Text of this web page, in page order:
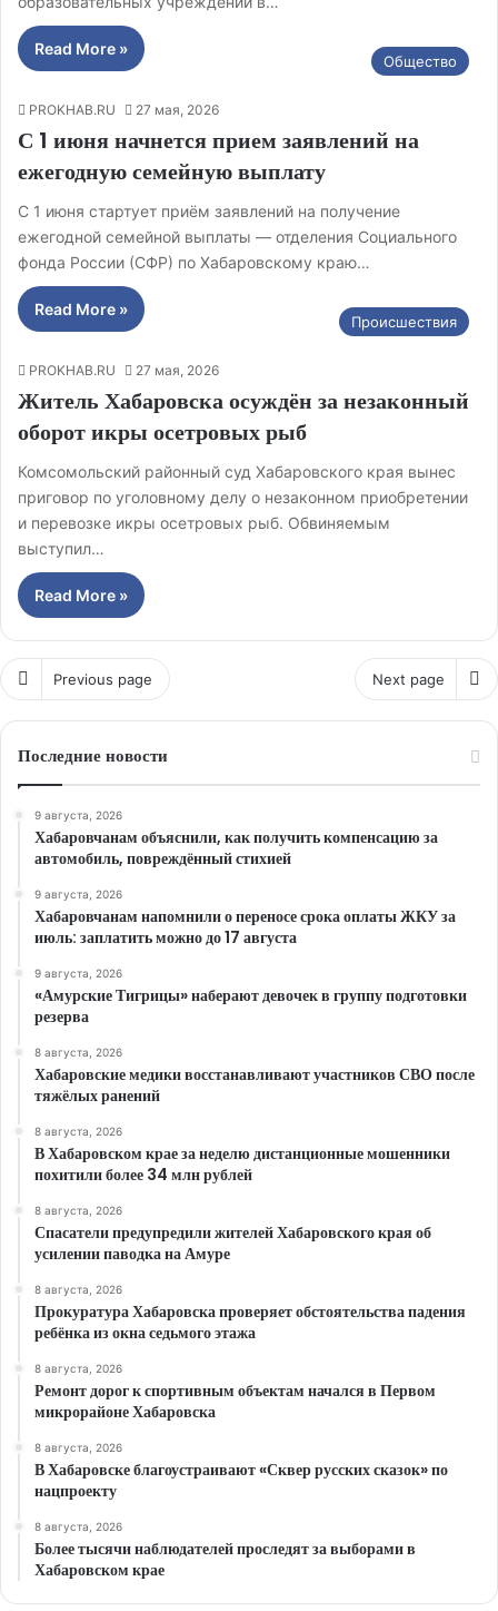
Read More »
Общество
PROKHAB.RU 27 мая, 2026
С 1 июня начнется прием заявлений на
ежегодную семейную выплату
С 1 июня стартует приём заявлений на получение
ежегодной семейной выплаты — отделения Социального
фонда России (СФР) по Хабаровскому краю…
Read More »
Происшествия
PROKHAB.RU 27 мая, 2026
Житель Хабаровска осуждён за незаконный
оборот икры осетровых рыб
Комсомольский районный суд Хабаровского края вынес
приговор по уголовному делу о незаконном приобретении
и перевозке икры осетровых рыб. Обвиняемым
выступил…
Read More »
Previous page Next page
Последние новости
9 августа, 2026
Хабаровчанам объяснили, как получить компенсацию за
автомобиль, повреждённый стихией
9 августа, 2026
Хабаровчанам напомнили о переносе срока оплаты ЖКУ за
июль: заплатить можно до 17 августа
9 августа, 2026
«Амурские Тигрицы» наберают девочек в группу подготовки
резерва
8 августа, 2026
Хабаровские медики восстанавливают участников СВО после
тяжёлых ранений
8 августа, 2026
В Хабаровском крае за неделю дистанционные мошенники
похитили более 34 млн рублей
8 августа, 2026
Спасатели предупредили жителей Хабаровского края об
усилении паводка на Амуре
8 августа, 2026
Прокуратура Хабаровска проверяет обстоятельства падения
ребёнка из окна седьмого этажа
8 августа, 2026
Ремонт дорог к спортивным объектам начался в Первом
микрорайоне Хабаровска
8 августа, 2026
В Хабаровске благоустраивают «Сквер русских сказок» по
нацпроекту
8 августа, 2026
Более тысячи наблюдателей проследят за выборами в
Хабаровском крае